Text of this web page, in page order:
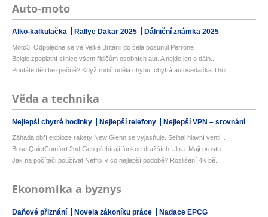
Auto-moto
Alko-kalkulačka Rallye Dakar 2025 Dálniční známka 2025
Moto3: Odpoledne se ve Velké Británii do čela posunul Perrone
Belgie zpoplatní silnice všem řidičům osobních aut. A nejde jen o dáln...
Poutáte děti bezpečně? Když rodič udělá chybu, chytrá autosedačka Thul...
Věda a technika
Nejlepší chytré hodinky Nejlepší telefony Nejlepší VPN – srovnání
Záhada obří exploze rakety New Glenn se vyjasňuje. Selhal hlavní venti...
Bose QuietComfort 2nd Gen přebírají funkce dražších Ultra. Mají prosto...
Jak na počítači používat Netflix v co nejlepší podobě? Rozlišení 4K bě...
Ekonomika a byznys
Daňové přiznání Novela zákoníku práce Nadace EPCG